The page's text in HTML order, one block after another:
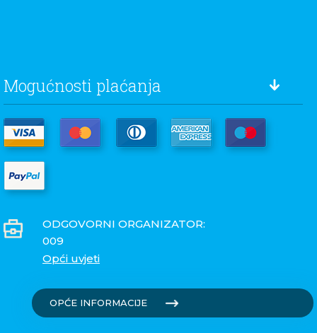
Mogućnosti plaćanja
ODGOVORNI ORGANIZATOR:
009
Opći uvjeti
OPĆE INFORMACIJE